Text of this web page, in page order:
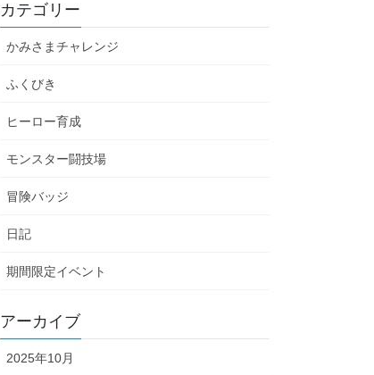
カテゴリー
かみさまチャレンジ
ふくびき
ヒーロー育成
モンスター闘技場
冒険バッジ
日記
期間限定イベント
アーカイブ
2025年10月